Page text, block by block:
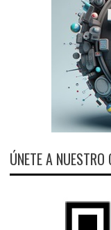
ÚNETE A NUESTRO